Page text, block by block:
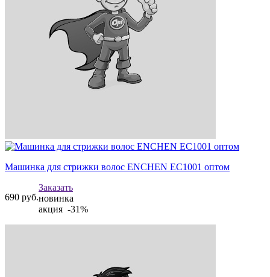
Машинка для стрижки волос ENCHEN EC1001 оптом
690 руб.
Заказать
новинка
акция -31%